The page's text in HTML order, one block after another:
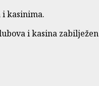
kasinima.
i kasina